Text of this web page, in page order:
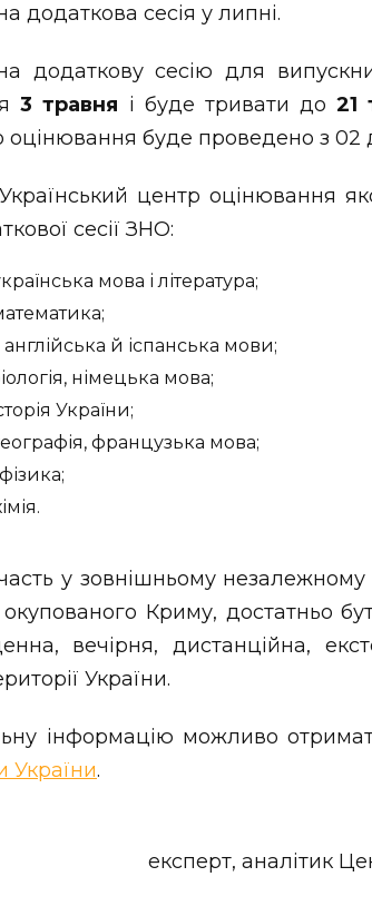
додаткова сесія у липні.
додаткову сесію для
3 травня і буде тривати до21
буде проведено з 02
центр оцінювання
сесії ЗНО:
мова і література;
й іспанська мови;
німецька мова;
України;
французька мова;
у зовнішньому
Криму, достатньо
вечірня, дистанційна,
України.
інформацію можливо
України.
експерт, аналітик